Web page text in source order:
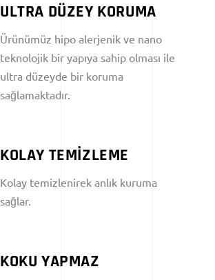
ULTRA DÜZEY KORUMA
Ürünümüz hipo alerjenik ve nano
teknolojik bir yapıya sahip olması ile
ultra düzeyde bir koruma
sağlamaktadır.
KOLAY TEMİZLEME
Kolay temizlenirek anlık kuruma
sağlar.
KOKU YAPMAZ